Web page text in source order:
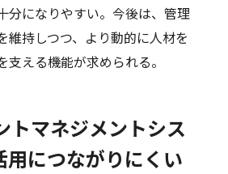
分になりやすい。今後は、管理
維持しつつ、より動的に人材を
える機能が求められる。
トマネジメントシス
用につながりにくい